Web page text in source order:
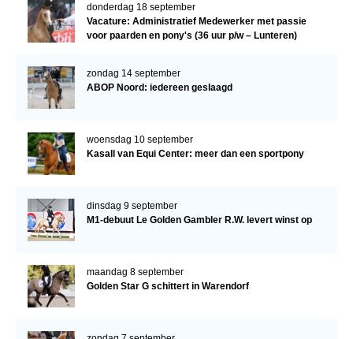
donderdag 18 september
Vacature: Administratief Medewerker met passie
voor paarden en pony's (36 uur p/w – Lunteren)
zondag 14 september
ABOP Noord: iedereen geslaagd
woensdag 10 september
Kasall van Equi Center: meer dan een sportpony
dinsdag 9 september
M1-debuut Le Golden Gambler R.W. levert winst op
maandag 8 september
Golden Star G schittert in Warendorf